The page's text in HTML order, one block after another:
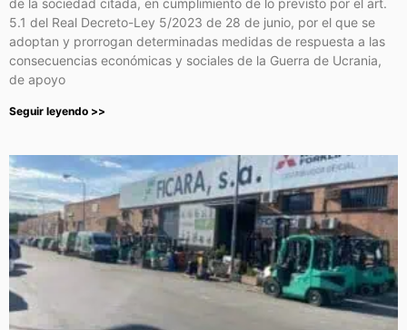
de la sociedad citada, en cumplimiento de lo previsto por el art.
5.1 del Real Decreto-Ley 5/2023 de 28 de junio, por el que se
adoptan y prorrogan determinadas medidas de respuesta a las
consecuencias económicas y sociales de la Guerra de Ucrania,
de apoyo
Seguir leyendo >>